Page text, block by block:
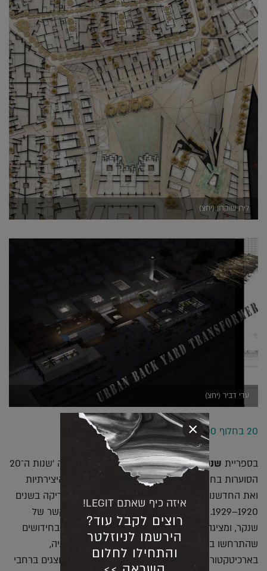
לירן שוקרון (יחצ)
עדי דביר (יחצ)
20 בחלוף 1000
בספריית שנקר
, תפתח ביום שלישי, 26/11, התערוכה 'שנות ה־20
הסוערות בחלוף 100 שנים' המציגה את הרוח, את היצירתיות
ואת החדשנות שבאו לידי ביטוי באירופה ובצפון אמריקה בשנים
1920–1929. התערוכה, מתמקדת בשנות ה־20 בהקשר של
שנקר, ומציגה אוסף ספרים העוסקים בהתפתחויות ובחידושים
שהתרחשו בשנות ה 20 באופנה, באומנות, בטכנולוגיה,
בארכיטקטורה, בעיצוב תכשיטים ובעיצוב מוצר. כן מוצגים ברחבי
איזה כיף שאתם LEGIT!
רוצים לקבל עוד?
הירשמו לניוזלטר
והתחילו לחלום
×